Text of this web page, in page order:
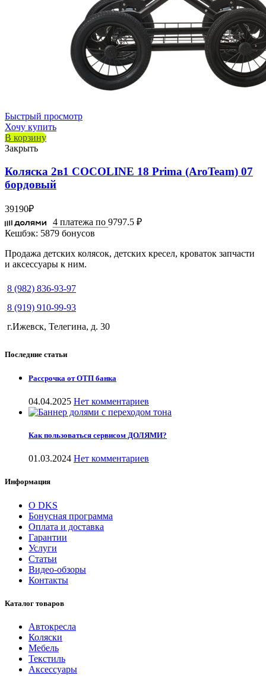
Быстрый просмотр
Хочу купить
В корзину
Закрыть
Коляска 2в1 COCOLINE 18 Prima (AroTeam) 07
бордовый
39190₽
4 платежа по 9797.5 ₽
Кешбэк: 5879 бонусов
Продажа детских колясок, детских кресел, кроваток запчасти
и аксессуары к ним.
8 (982) 836-93-97
8 (919) 910-99-93
г.Ижевск, Телегина, д. 30
Последние статьи
Рассрочка от ОТП банка
04.04.2025 Нет комментариев
Как пользоваться сервисом ДОЛЯМИ?
01.03.2024 Нет комментариев
Информация
О DKS
Бонусная программа
Оплата и доставка
Гарантии
Услуги
Статьи
Видео-обзоры
Контакты
Каталог товаров
Автокресла
Коляски
Мебель
Текстиль
Аксессуары